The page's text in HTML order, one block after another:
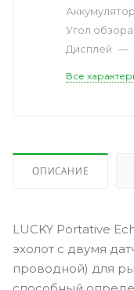
Угол обзора
Дисплей —
Все
ОПИСАНИЕ
LUCKY Portative
эхолот с двумя
проводной) для